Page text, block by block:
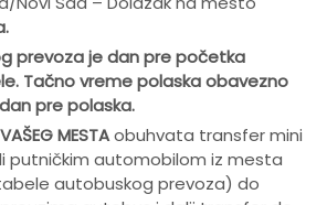
prevoza je dan pre početka
Tačno vreme polaska obavezno
pre polaska.
MESTAobuhvata transfer mini
putničkim automobilom iz mesta
autobuskog prevoza) do